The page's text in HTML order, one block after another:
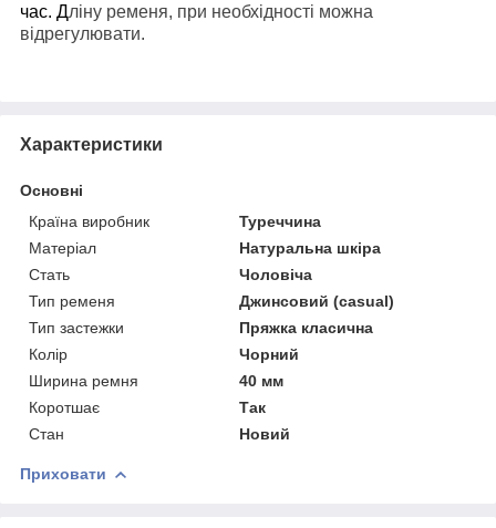
час. Дліну ременя, при необхідності можна
відрегулювати.
Характеристики
Основні
Країна виробник
Туреччина
Матеріал
Натуральна шкіра
Стать
Чоловіча
Тип ременя
Джинсовий (casual)
Тип застежки
Пряжка класична
Колір
Чорний
Ширина ремня
40 мм
Коротшає
Так
Стан
Новий
Приховати